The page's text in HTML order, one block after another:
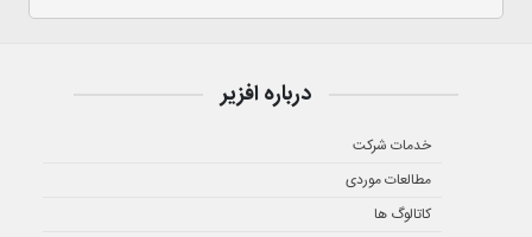
درباره افزیر
خدمات شرکت
مطالعات موردی
کاتالوگ ها